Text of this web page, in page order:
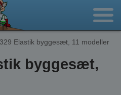
Elastik byggesæt, 11 modeller
byggesæt,